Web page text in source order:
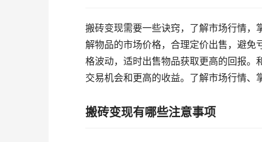
搬砖变现需要一些诀窍，了解市场行情，
解物品的市场价格，合理定价出售，避免
格波动，适时出售物品获取更高的回报。
交易机会和更高的收益。了解市场行情、
搬砖变现有哪些注意事项